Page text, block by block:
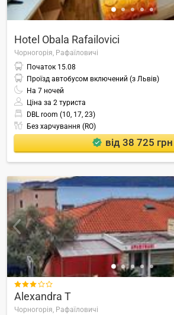
Hotel Obala Rafailovici
Чорногорія, Рафаїловичі
Початок 15.08
Проїзд автобусом включений (з Львів)
На 7 ночей
Ціна за 2 туриста
DBL room (10, 17, 23)
Без харчування (RO)
від 38 725 грн

Alexandra T
Чорногорія, Рафаїловичі